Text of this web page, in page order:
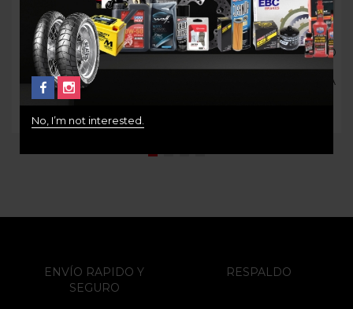
DISCO DE FRENO
TRASERO BMW K50 K51
R1250
$615.000
BATERIA LITIO Y DE ALTO
DESEMPEÑO
YTZ10S/YTX12-BS/YB12A-A
No, I’m not interested.
ENVÍO RAPIDO Y
SEGURO
RESPALDO